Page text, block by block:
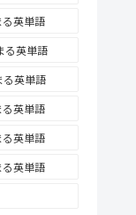
英単語
る英単語
る英単語
る英単語
英単語
英単語